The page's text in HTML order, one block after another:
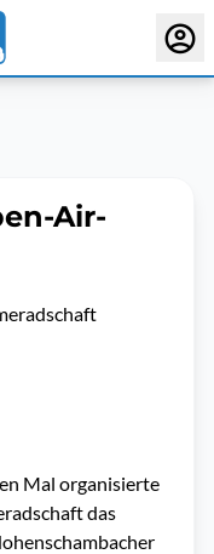
Air-
Mal organisierte
das